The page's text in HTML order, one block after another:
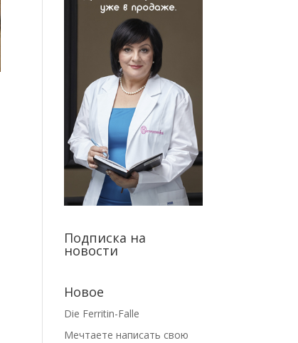
Подписка на
новости
Новое
Die Ferritin-Falle
Мечтаете написать свою